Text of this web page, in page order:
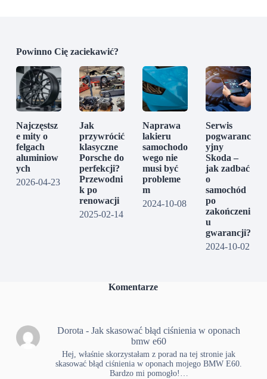
Powinno Cię zaciekawić?
Najczęstsz
e mity o
felgach
aluminiow
ych
2026-04-23
Jak
przywrócić
klasyczne
Porsche do
perfekcji?
Przewodni
k po
renowacji
2025-02-14
Naprawa
lakieru
samochodo
wego nie
musi być
probleme
m
2024-10-08
Serwis
pogwaranc
yjny
Skoda –
jak zadbać
o
samochód
po
zakończeni
u
gwarancji?
2024-10-02
Komentarze
Dorota -Jak skasować błąd ciśnienia w oponach
bmw e60
Hej, właśnie skorzystałam z porad na tej stronie jak
skasować błąd ciśnienia w oponach mojego BMW E60.
Bardzo mi pomogło!…